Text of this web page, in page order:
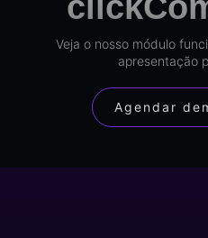
Veja o nosso módulo
apresentação
Agendar